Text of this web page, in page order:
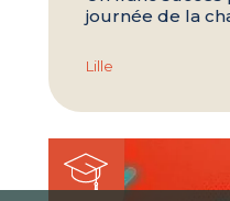
journée de la
Lille